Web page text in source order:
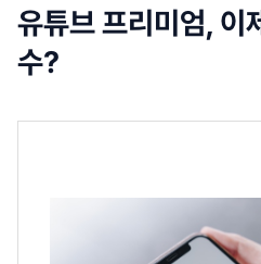
유튜브 프리미엄, 이
수?